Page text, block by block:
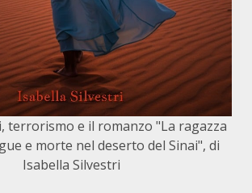
terrorismo e il romanzo "La ragazza
e morte nel deserto del Sinai", di
Isabella Silvestri